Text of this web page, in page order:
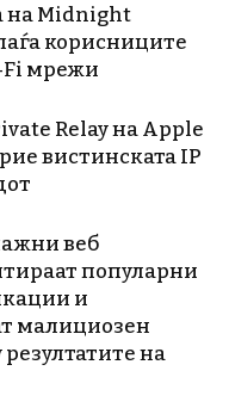
на Midnight
корисниците
Fi мрежи
Relay на Apple
вистинската IP
веб
популарни
и
малициозен
на